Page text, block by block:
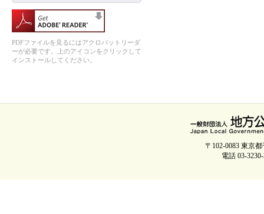
PDFファイルを見るにはアクロバットリーダ
ーが必要です。上のアイコンをクリックして
インストールしてください。
〒102-0083 東京
電話 03-